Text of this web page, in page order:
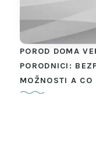
POROD DOMA
PORODNICI:
MOŽNOSTI A CO